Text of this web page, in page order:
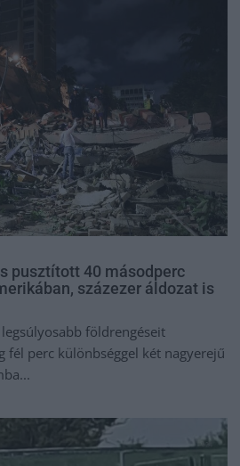
pusztított 40 másodperc
százezer áldozat is
földrengéseit
fél perc különbséggel két nagyerejű